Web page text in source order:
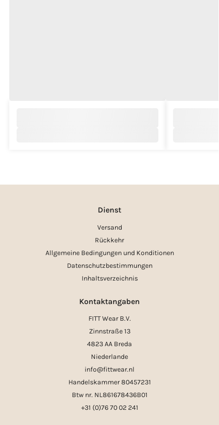
Dienst
Versand
Rückkehr
Allgemeine Bedingungen und Konditionen
Datenschutzbestimmungen
Inhaltsverzeichnis
Kontaktangaben
FITT Wear B.V.
Zinnstraße 13
4823 AA Breda
Niederlande
info@fittwear.nl
Handelskammer 80457231
Btw nr. NL861678436B01
+31 (0)76 70 02 241